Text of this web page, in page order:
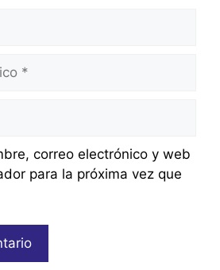
correo electrónico y web
para la próxima vez que